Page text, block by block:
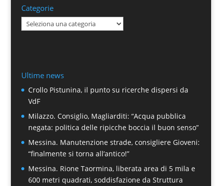
Categorie
Categorie
Ultime news
Crollo Pistunina, il punto su ricerche dispersi da
VdF
Milazzo. Consiglio, Magliarditi: “Acqua pubblica
negata: politica delle ripicche boccia il buon senso”
Messina. Manutenzione strade, consigliere Gioveni:
“finalmente si torna all’antico!”
Messina. Rione Taormina, liberata area di 5 mila e
600 metri quadrati, soddisfazione da Struttura